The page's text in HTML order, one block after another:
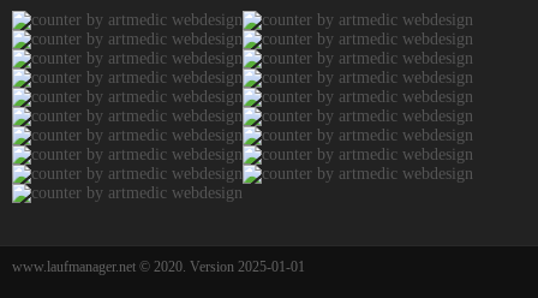
www.laufmanager.net © 2020. Version 2025-01-01